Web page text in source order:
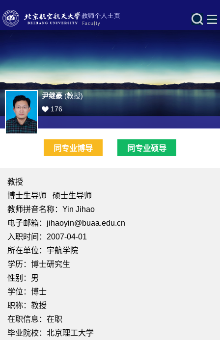
尹继豪(教授)
176
同专业博导 同专业硕导
教授
博士生导师 硕士生导师
教师拼音名称：Yin Jihao
电子邮箱： jihaoyin@buaa.edu.cn
入职时间：2007-04-01
所在单位：宇航学院
学历：博士研究生
性别：男
学位：博士
职称：教授
在职信息：在职
毕业院校：北京理工大学